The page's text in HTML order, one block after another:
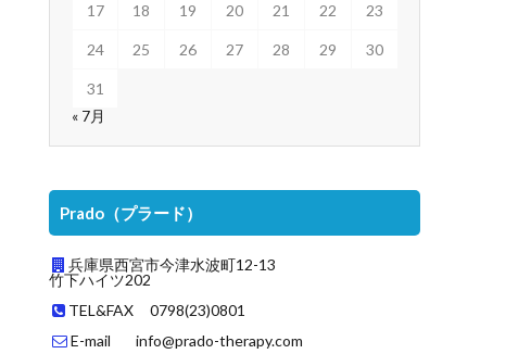
17 18 19 20 21 22 23
24 25 26 27 28 29 30
31
« 7月
Prado（プラード）
兵庫県西宮市今津水波町12-13
竹下ハイツ202
TEL&FAX 0798(23)0801
E-mail info@prado-therapy.com